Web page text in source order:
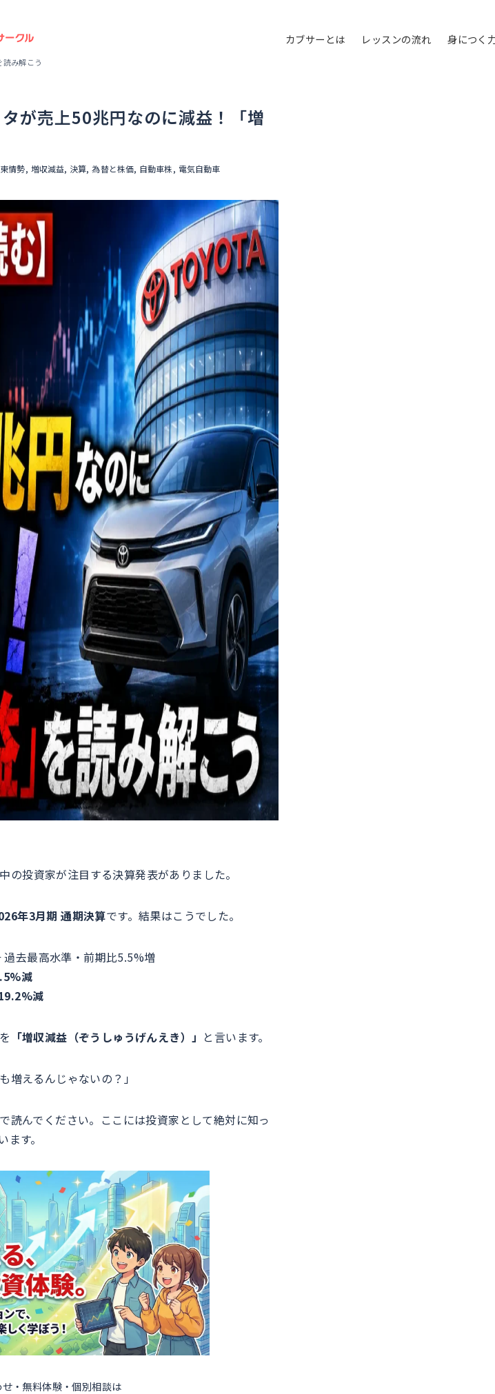
カブサーとは レッスンの流れ 身につく
み解こう
が売上50兆円なのに減益！「増
情勢 増収減益 決算 為替と株価 自動車株 電気自動車
投資家が注目する決算発表がありました。
年3月期 通期決算です。結果はこうでした。
去最高水準・前期比5.5%増
減
減
「増収減益（ぞうしゅうげんえき）」 と言います。
増えるんじゃないの？」
読んでください。ここには投資家として絶対に知っ
す。
せ・無料体験・個別相談は